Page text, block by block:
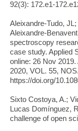
92(3): 172.e1-
Aleixandre-Tudo,
Aleixandre-
spectroscopy
case study. Applied
online: 26 Nov
2020, VOL. 55,
https://doi.org/
Sixto Costoya, A.;
Lucas Domínguez,
challenge of open